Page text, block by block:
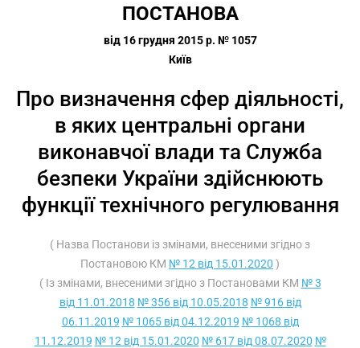
ПОСТАНОВА
від 16 грудня 2015 р. № 1057
Київ
Про визначення сфер діяльності,
в яких центральні органи
виконавчої влади та Служба
безпеки України здійснюють
функції технічного регулювання
( Назва Постанови із змінами, внесеними згідно з
Постановою КМ № 12 від 15.01.2020 )
( Із змінами, внесеними згідно з Постановами КМ № 3
від 11.01.2018 № 356 від 10.05.2018 № 916 від
06.11.2019 № 1065 від 04.12.2019 № 1068 від
11.12.2019 № 12 від 15.01.2020 № 617 від 08.07.2020 №